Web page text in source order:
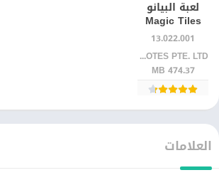
لعبة البيانو
Magic Tiles
3™ | استمتع
بالعزف
والتحدي
13.022.001
AMANOTES PTE. LTD.
474.37 MB
العلامات